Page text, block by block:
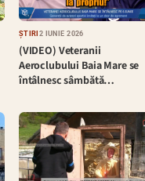
ȘTIRI 2 IUNIE 2026
(VIDEO) Veteranii
Aeroclubului Baia Mare se
întâlnesc sâmbătă…